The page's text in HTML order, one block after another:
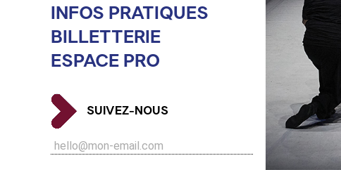
INFOS PRATIQUES
BILLETTERIE
ESPACE PRO
SUIVEZ-NOUS